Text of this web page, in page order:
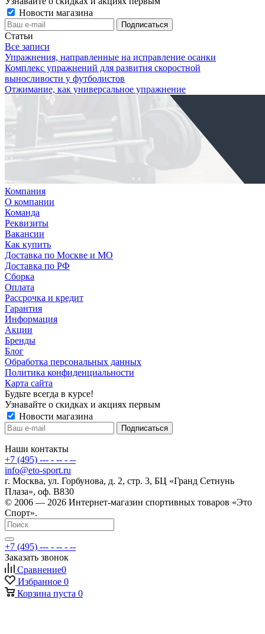
Новости магазина
Статьи
Все записи
Упражнения, направленные на исправление осанки
Комплекс упражнений для развития скоростной
выносливости у футболистов
Отжимание, как универсальное упражнение
Компания
О компании
Команда
Реквизиты
Вакансии
Как купить
Доставка по Москве и МО
Доставка по РФ
Сборка
Оплата
Рассрочка и кредит
Гарантия
Информация
Акции
Бренды
Блог
Обработка персональных данных
Политика конфиденциальности
Карта сайта
Будьте всегда в курсе!
Узнавайте о скидках и акциях первым
Новости магазина
Наши контакты
+7 (495) --- - -- - --
info@eto-sport.ru
г. Москва, ул. Горбунова, д. 2, стр. 3, БЦ «Гранд Сетнунь
Плаза», оф. В830
© 2006 — 2026 Интернет-магазин спортивных товаров «Это
Спорт».
+7 (495) --- - -- - --
Заказать звонок
Сравнение0
Избранное 0
Корзина пуста 0